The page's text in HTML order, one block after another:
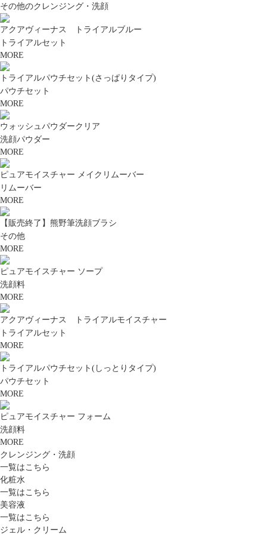
その他のクレンジング・洗顔
アクアヴィーナス トライアルブルー
トライアルセット
MORE
トライアルパウチセット(さっぱりタイプ)
パウチセット
MORE
ウォッシュパウダークリア
洗顔パウダー
MORE
ピュアモイスチャー メイクリムーバー
リムーバー
MORE
【販売終了】熊野筆洗顔ブラシ
その他
MORE
ピュアモイスチャー ソープ
洗顔料
MORE
アクアヴィーナス トライアルモイスチャー
トライアルセット
MORE
トライアルパウチセット(しっとりタイプ)
パウチセット
MORE
ピュアモイスチャー フォーム
洗顔料
MORE
クレンジング・洗顔
一覧はこちら
化粧水
一覧はこちら
美容液
一覧はこちら
ジェル・クリーム